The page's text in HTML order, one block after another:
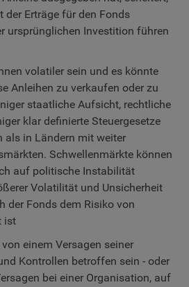
der Erträge für den Fonds
ursprünglichen Investition führen
volatiler sein und es könnte
Anleihen zu verkaufen oder zu
staatliche Aufsicht, rechtliche
klar definierte Steuergesetze
als in Ländern mit weiter
Schwellenmärkte können
auf politische Instabilität
Volatilität und Unsicherheit
der Fonds dem Risiko von
ist
einem Versagen seiner
Kontrollen betroffen sein - oder
bei einer Organisation, auf